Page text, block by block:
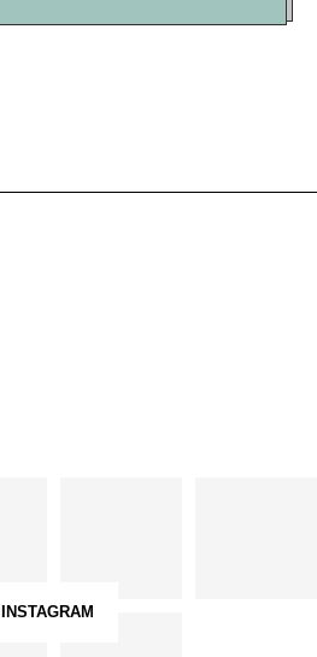
INSTAGRAM